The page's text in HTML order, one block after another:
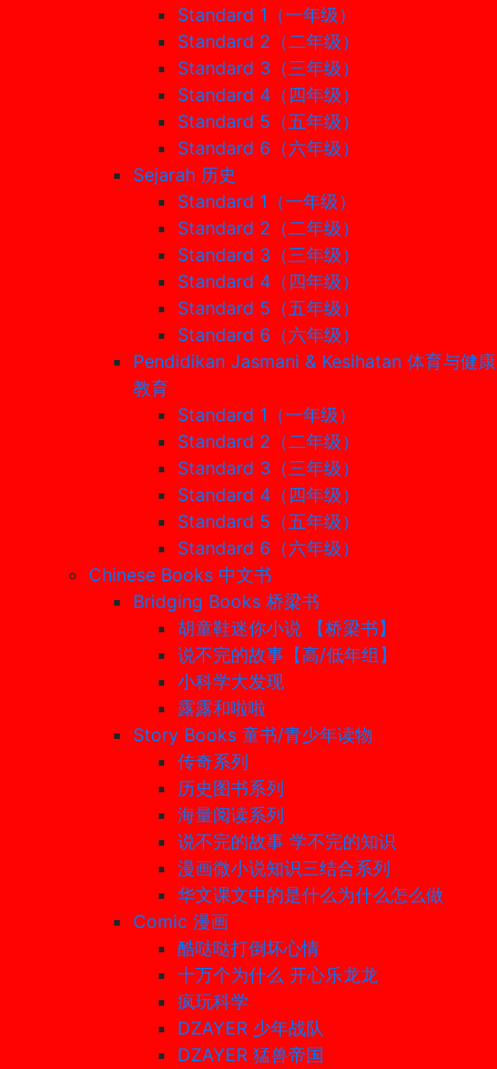
Standard 1（一年级）
Standard 2（二年级）
Standard 3（三年级）
Standard 4（四年级）
Standard 5（五年级）
Standard 6（六年级）
Sejarah 历史
Standard 1（一年级）
Standard 2（二年级）
Standard 3（三年级）
Standard 4（四年级）
Standard 5（五年级）
Standard 6（六年级）
Pendidikan Jasmani & Kesihatan 体育与健康
教育
Standard 1（一年级）
Standard 2（二年级）
Standard 3（三年级）
Standard 4（四年级）
Standard 5（五年级）
Standard 6（六年级）
Chinese Books 中文书
Bridging Books 桥梁书
胡童鞋迷你小说 【桥梁书】
说不完的故事【高/低年组】
小科学大发现
露露和啦啦
Story Books 童书/青少年读物
传奇系列
历史图书系列
海量阅读系列
说不完的故事 学不完的知识
漫画微小说知识三结合系列
华文课文中的是什么为什么怎么做
Comic 漫画
酷哒哒打倒坏心情
十万个为什么 开心乐龙龙
疯玩科学
DZAYER 少年战队
DZAYER 猛兽帝国